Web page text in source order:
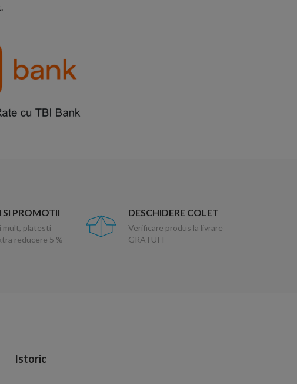
SI PROMOTII
mult, platesti
reducere 5 %
DESCHIDERE COLET
Verificare produs la livrare
GRATUIT
Istoric